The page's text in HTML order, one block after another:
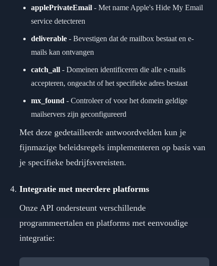
applePrivateEmail - Met name Apple's Hide My Email
service detecteren
deliverable - Bevestigen dat de mailbox bestaat en e-
mails kan ontvangen
catch_all - Domeinen identificeren die alle e-mails
accepteren, ongeacht of het specifieke adres bestaat
mx_found - Controleer of voor het domein geldige
mailservers zijn geconfigureerd
Met deze gedetailleerde antwoordvelden kun je
fijnmazige beleidsregels implementeren op basis van
je specifieke bedrijfsvereisten.
Integratie met meerdere platforms
Onze API ondersteunt verschillende
programmeertalen en platforms met eenvoudige
integratie: